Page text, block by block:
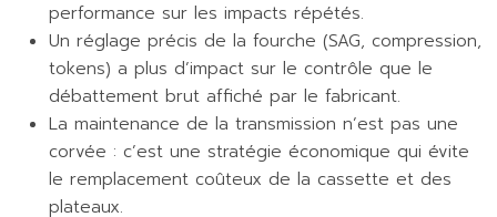
performance sur les impacts répétés.
Un réglage précis de la fourche (SAG, compression,
tokens) a plus d’impact sur le contrôle que le
débattement brut affiché par le fabricant.
La maintenance de la transmission n’est pas une
corvée : c’est une stratégie économique qui évite
le remplacement coûteux de la cassette et des
plateaux.